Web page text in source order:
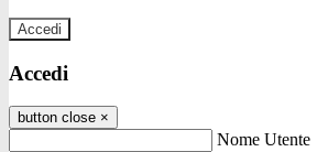
Accedi
Accedi
button close ×
Nome Utente